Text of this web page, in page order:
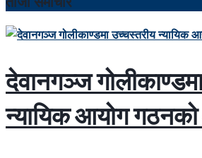
देवानगञ्ज
न्यायिक आयोग गठनको